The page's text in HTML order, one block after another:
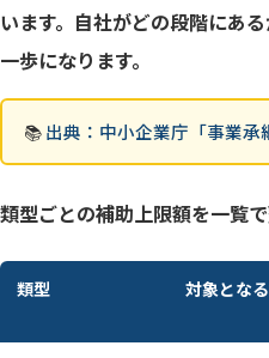
います。自社がどの段階にあ
一歩になります。
📚出典：中小企業庁「事業承
類型ごとの補助上限額を一覧で
類型 対象とな